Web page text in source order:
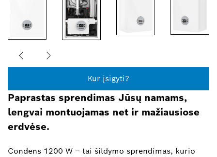
Kur įsigyti?
Paprastas sprendimas Jūsų namams,
lengvai montuojamas net ir mažiausiose
erdvėse.
Condens 1200 W – tai šildymo sprendimas, kurio